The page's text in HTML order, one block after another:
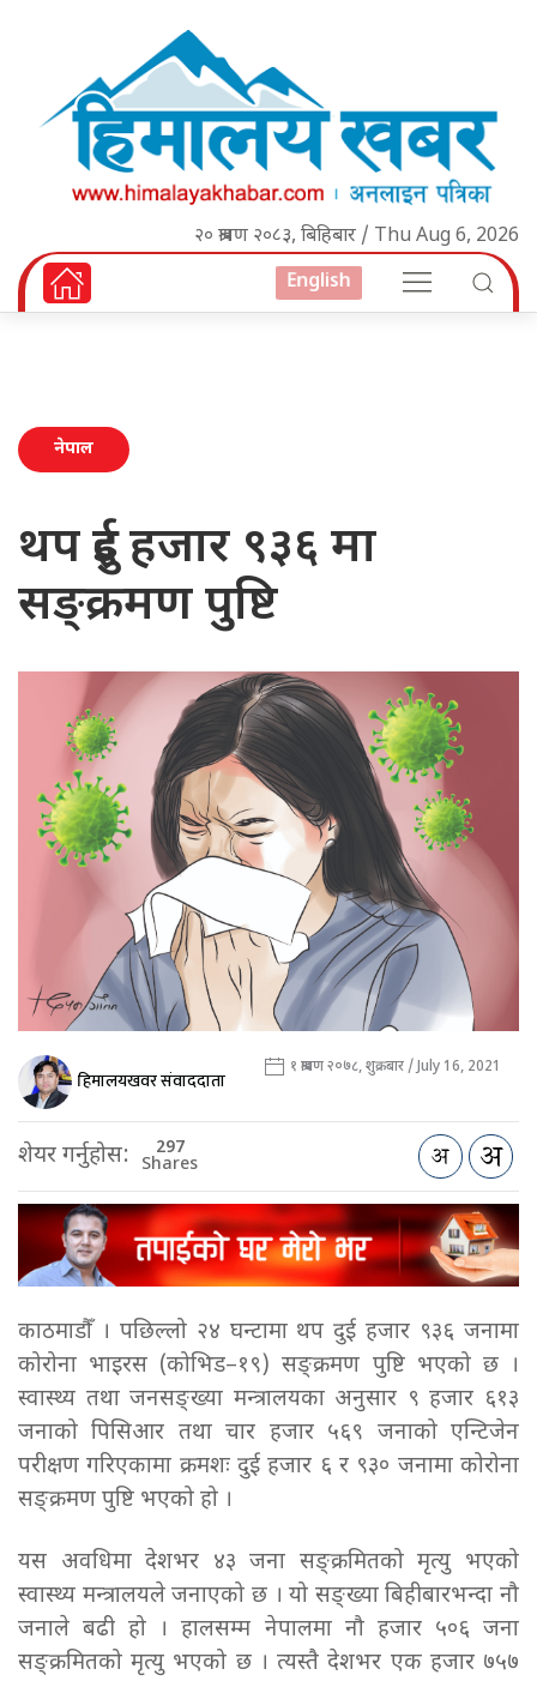
२० श्रावण २०८३, बिहिबार / Thu Aug 6, 2026
English
नेपाल
थप दुई हजार ९३६ मा
सङ्क्रमण पुष्टि
हिमालयखवर संवाददाता १ श्रावण २०७८, शुक्रबार / July 16, 2021
शेयर गर्नुहोस: 297
Shares
काठमाडौँ । पछिल्लो २४ घन्टामा थप दुई हजार ९३६ जनामा
कोरोना भाइरस (कोभिड–१९) सङ्क्रमण पुष्टि भएको छ ।
स्वास्थ्य तथा जनसङ्ख्या मन्त्रालयका अनुसार ९ हजार ६१३
जनाको पिसिआर तथा चार हजार ५६९ जनाको एन्टिजेन
परीक्षण गरिएकामा क्रमशः दुई हजार ६ र ९३० जनामा कोरोना
सङ्क्रमण पुष्टि भएको हो ।
यस अवधिमा देशभर ४३ जना सङ्क्रमितको मृत्यु भएको
स्वास्थ्य मन्त्रालयले जनाएको छ । यो सङ्ख्या बिहीबारभन्दा नौ
जनाले बढी हो । हालसम्म नेपालमा नौ हजार ५०६ जना
सङ्क्रमितको मृत्यु भएको छ । त्यस्तै देशभर एक हजार ७५७